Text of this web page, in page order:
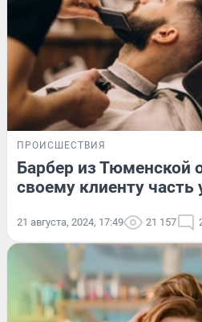
ПРОИСШЕСТВИЯ
Барбер из Тюменской
своему клиенту часть
21 августа, 2024, 17:49 21 157